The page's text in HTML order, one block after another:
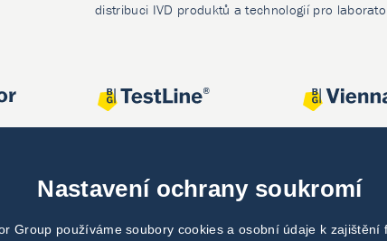
distribuci IVD produktů a technologií pro
Nastavení ochrany soukromí
Group používáme soubory cookies a osobní údaje k zajištění